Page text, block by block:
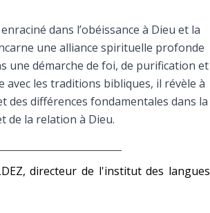
dans l’obéissance à Dieu et la
une alliance spirituelle profonde
une démarche de foi, de purification et
avec les traditions bibliques, il révèle à
des différences fondamentales dans la
de la relation à Dieu.
directeur de l'institut des langues